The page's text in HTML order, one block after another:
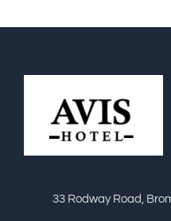
33 Rodway Road,